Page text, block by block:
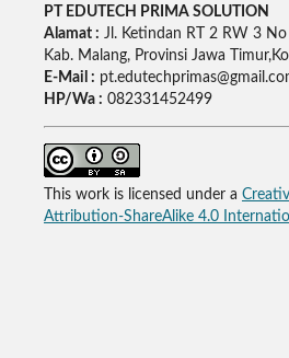
PT EDUTECH PRIMA SOLUTION
Alamat : Jl. Ketindan RT 2 RW 3
Kab. Malang, Provinsi Jawa
E-Mail :
HP/Wa : 082331452499
This work is licensed under a
Attribution-ShareAlike 4.0